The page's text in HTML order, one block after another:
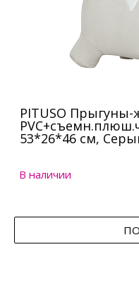
PITUSO
53*26*46 см,
В наличии